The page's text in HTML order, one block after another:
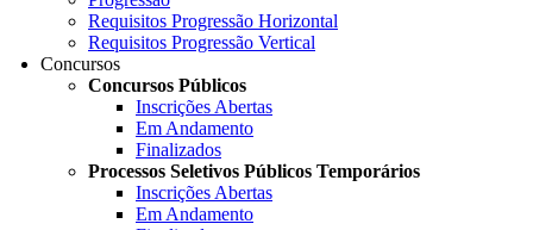
Requisitos Progressão Horizontal
Requisitos Progressão Vertical
Concursos
Concursos Públicos
Inscrições Abertas
Em Andamento
Finalizados
Processos Seletivos Públicos Temporários
Inscrições Abertas
Em Andamento